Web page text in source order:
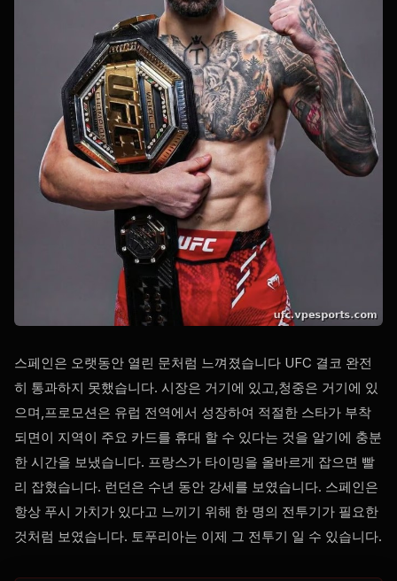
스페인은 오랫동안 열린 문처럼 느껴졌습니다 UFC 결코 완전
히 통과하지 못했습니다. 시장은 거기에 있고,청중은 거기에 있
으며,프로모션은 유럽 전역에서 성장하여 적절한 스타가 부착
되면이 지역이 주요 카드를 휴대 할 수 있다는 것을 알기에 충분
한 시간을 보냈습니다. 프랑스가 타이밍을 올바르게 잡으면 빨
리 잡혔습니다. 런던은 수년 동안 강세를 보였습니다. 스페인은
항상 푸시 가치가 있다고 느끼기 위해 한 명의 전투기가 필요한
것처럼 보였습니다. 토푸리아는 이제 그 전투기 일 수 있습니다.